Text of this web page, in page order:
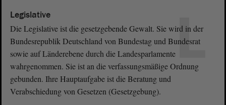
L
Legislative
Die Legislative ist die gesetzgebende Gewalt. Sie wird in der
Bundesrepublik Deutschland von Bundestag und Bundesrat
sowie auf Länderebene durch die Landesparlamente
wahrgenommen. Sie ist an die verfassungsmäßige Ordnung
gebunden. Ihre Hauptaufgabe ist die Beratung und
Verabschiedung von Gesetzen (Gesetzgebung).